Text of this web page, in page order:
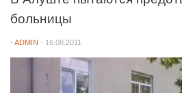
больницы
- ADMIN · 16.08.2011